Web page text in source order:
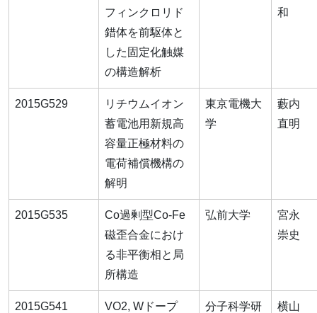
フィンクロリド
錯体を前駆体と
した固定化触媒
の構造解析
和
2015G529
リチウムイオン
蓄電池用新規高
容量正極材料の
電荷補償機構の
解明
東京電機大
学
藪内
直明
2015G535
Co過剰型Co-Fe
磁歪合金におけ
る非平衡相と局
所構造
弘前大学
宮永
崇史
2015G541
VO2, Wドープ
分子科学研
横山